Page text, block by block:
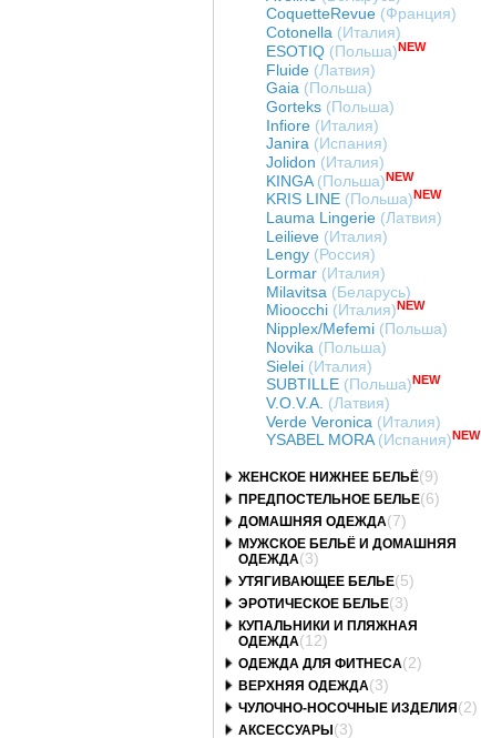
CoquetteRevue (Франция)
Cotonella (Италия)
ESOTIQ (Польша)NEW
Fluide (Латвия)
Gaia (Польша)
Gorteks (Польша)
Infiore (Италия)
Janira (Испания)
Jolidon (Италия)
KINGA (Польша)NEW
KRIS LINE (Польша) NEW
Lauma Lingerie (Латвия)
Leilieve (Италия)
Lengy (Россия)
Lormar (Италия)
Milavitsa (Беларусь)
Mioocchi (Италия) NEW
Nipplex/Mefemi (Польша)
Novika (Польша)
Sielei (Италия)
SUBTILLE (Польша)NEW
V.O.V.A. (Латвия)
Verde Veronica (Италия)
YSABEL MORA(Испания) NEW
ЖЕНСКОЕ НИЖНЕЕ БЕЛЬЁ(9)
ПРЕДПОСТЕЛЬНОЕ БЕЛЬЕ(6)
ДОМАШНЯЯ ОДЕЖДА(7)
МУЖСКОЕ БЕЛЬЁ И ДОМАШНЯЯ
ОДЕЖДА(3)
УТЯГИВАЮЩЕЕ БЕЛЬЕ(5)
ЭРОТИЧЕСКОЕ БЕЛЬЕ(3)
КУПАЛЬНИКИ И ПЛЯЖНАЯ
ОДЕЖДА(12)
ОДЕЖДА ДЛЯ ФИТНЕСА(2)
ВЕРХНЯЯ ОДЕЖДА(3)
ЧУЛОЧНО-НОСОЧНЫЕ ИЗДЕЛИЯ (2)
АКСЕССУАРЫ (3)